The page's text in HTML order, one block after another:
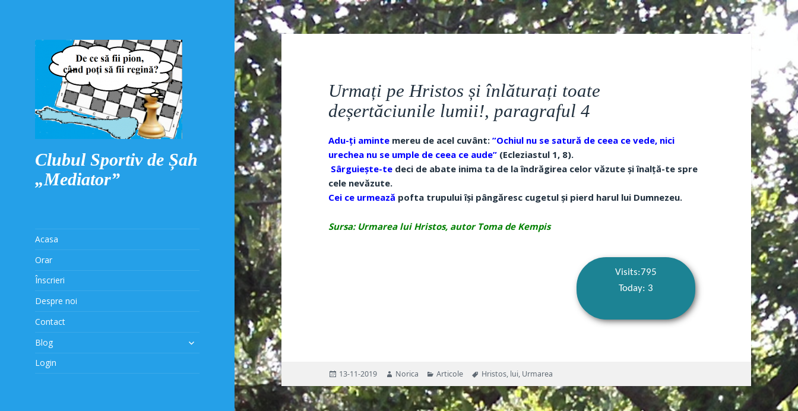
Clubul Sportiv de Șah
„Mediator”
Acasa
Orar
Înscrieri
Despre noi
Contact
Blog
extinde
Login
Urmați pe Hristos și înlăturați toate
deșertăciunile lumii!, paragraful 4
Adu-ți aminte mereu de acel cuvânt: ”Ochiul nu se satură de ceea ce vede, nici
urechea nu se umple de ceea ce aude” (Ecleziastul 1, 8).
Sârguiește-te deci de abate inima ta de la îndrăgirea celor văzute și înalță-te spre
cele nevăzute.
Cei ce urmează pofta trupului își pângăresc cugetul și pierd harul lui Dumnezeu.
Sursa: Urmarea lui Hristos, autor Toma de Kempis
Visits:795
Today: 3
Publicat
pe
13-11-2019 Autor
Norica Categorii
Articole Etichete
Hristos, lui, Urmarea